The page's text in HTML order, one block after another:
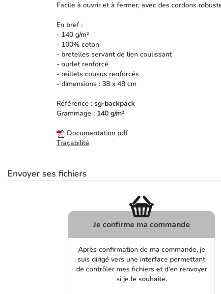
Facile à ouvrir et à fermer, avec des cordons
En bref :
- 140 g/m²
- 100% coton
- bretelles servant de lien coulissant
- ourlet renforcé
- œillets cousus renforcés
- dimensions : 38 x 48 cm
Référence : sg-backpack
Grammage : 140 g/m²
Documentation pdf
Traçabilité
Envoyer ses fichiers
Je confirme ma commande
Après confirmation de ma commande, je
suis dirigé vers une interface permettant
de contrôler mes fichiers et d'en renvoyer
si je le souhaite.